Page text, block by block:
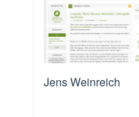
Jens Weinreich